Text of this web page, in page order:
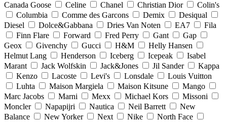
Canada Goose
Celine Chanel Christian Dior
Colin's
Columbia
Comme des Garcons Demix
Desiqual
Diesel
Dolce&Gabbana Dries Van Noten EA7
Fila
Finn Flare
Forward Fred Perry Gant
Gap
Geox
Givenchy Gucci H&M
Helly Hansen
Helmut Lang
Henderson Iceberg Icepeak
Isabel
Marant
Jack Wolfskin Jack&Jones Jil Sander
Kappa
Kenzo
Lacoste Levi's Lonsdale
Louis Vuitton
Luhta
Maison Margiela Maison Kitsune
Mango
Marc Jacobs
Marni Mexx Michael Kors
Missoni
Moncler
Napapijri Nautica Neil Barrett
New
Balance
New Yorker Next Nike
North Face